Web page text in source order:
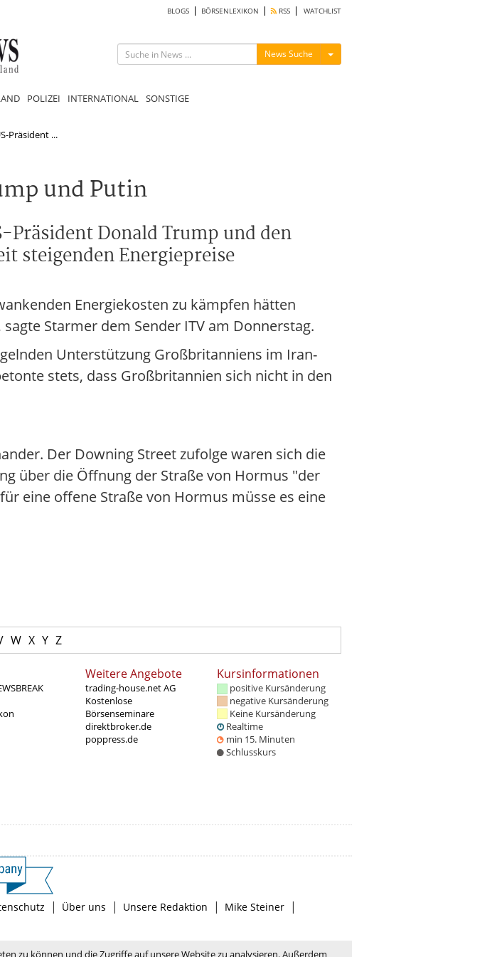
BLOGS BÖRSENLEXIKON RSS WATCHLIST
News Suche Menü ein-/ausblenden
POLIZEI INTERNATIONAL SONSTIGE
Präsident ...
und Putin
Donald Trump und den
steigenden Energiepreise
Energiekosten zu kämpfen hätten
Starmer dem Sender ITV am Donnerstag.
Unterstützung Großbritanniens im Iran-
stets, dass Großbritannien sich nicht in den
Der Downing Street zufolge waren sich die
über die Öffnung der Straße von Hormus "der
eine offene Straße von Hormus müsse es eine
W X Y Z
Weitere Angebote
trading-house.net AG
Kostenlose
Börsenseminare
direktbroker.de
poppress.de
Kursinformationen
positive Kursänderung
negative Kursänderung
Keine Kursänderung
Realtime
min 15. Minuten
Schlusskurs
| Über uns | Unsere Redaktion | Mike Steiner |
zu können und die Zugriffe auf unsere Website zu analysieren. Außerdem